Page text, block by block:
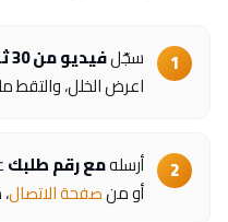
سجّلفيديو من 30 ثانية
اعرض الخلل،
أرسلهمع رقم طلبك
أو منصفحة الاتصال